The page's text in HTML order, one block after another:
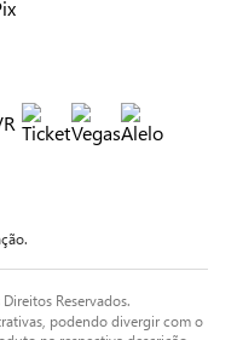
Reservados.
podendo divergir com o